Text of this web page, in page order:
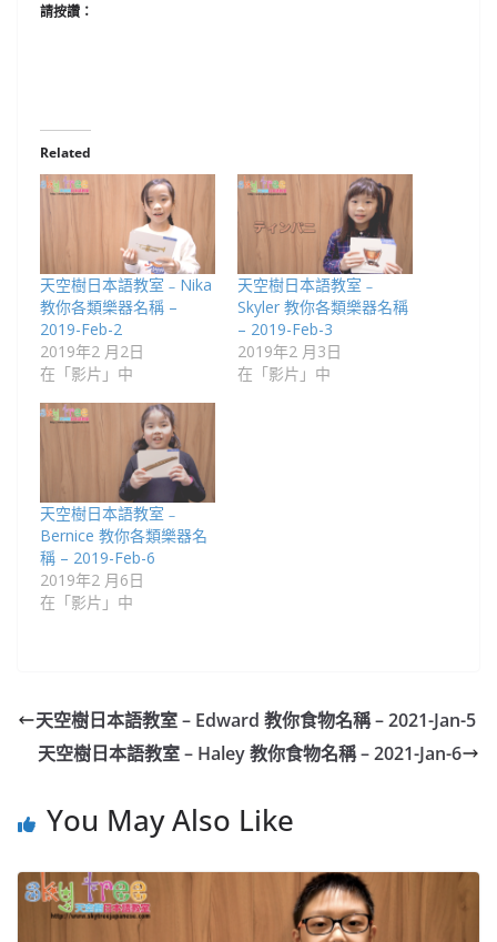
請按讚：
Related
天空樹日本語教室﹣Nika
教你各類樂器名稱 –
2019-Feb-2
2019年2 月2日
在「影片」中
天空樹日本語教室﹣
Skyler 教你各類樂器名稱
– 2019-Feb-3
2019年2 月3日
在「影片」中
天空樹日本語教室﹣
Bernice 教你各類樂器名
稱 – 2019-Feb-6
2019年2 月6日
在「影片」中
天空樹日本語教室 – Edward​ 教你食物名稱 – 2021-Jan-5
天空樹日本語教室 – Haley​ 教你食物名稱 – 2021-Jan-6
You May Also Like